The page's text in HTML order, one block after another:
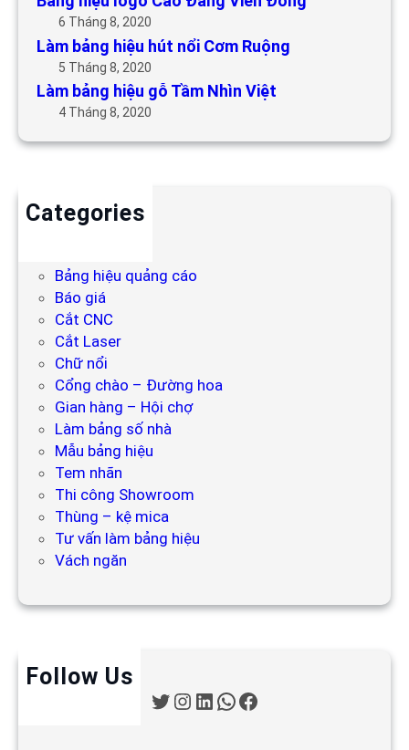
6 Tháng 8, 2020
Làm bảng hiệu hút nổi Cơm Ruộng
5 Tháng 8, 2020
Làm bảng hiệu gỗ Tầm Nhìn Việt
4 Tháng 8, 2020
Categories
Bảng hiệu quảng cáo
Báo giá
Cắt CNC
Cắt Laser
Chữ nổi
Cổng chào – Đường hoa
Gian hàng – Hội chợ
Làm bảng số nhà
Mẫu bảng hiệu
Tem nhãn
Thi công Showroom
Thùng – kệ mica
Tư vấn làm bảng hiệu
Vách ngăn
Follow Us
T I L W F